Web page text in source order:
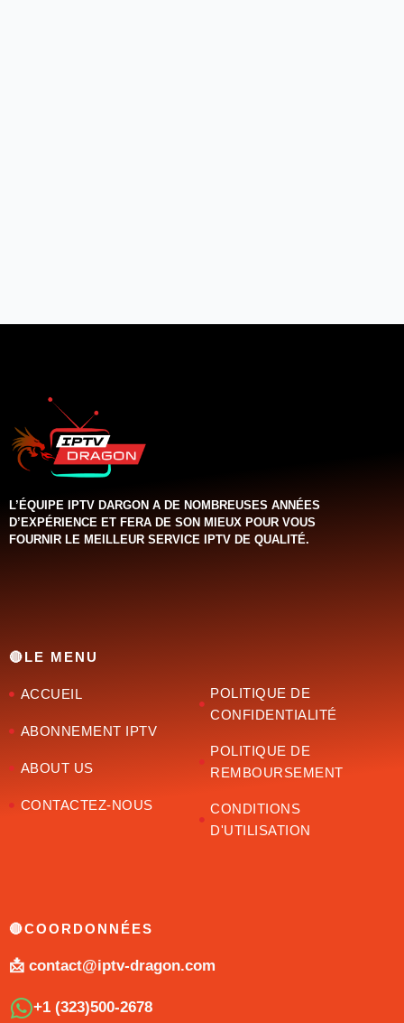
L’ÉQUIPE IPTV DARGON A DE NOMBREUSES ANNÉES
D’EXPÉRIENCE ET FERA DE SON MIEUX POUR VOUS
FOURNIR LE MEILLEUR SERVICE IPTV DE QUALITÉ.‌‌‌‌‌
🔴LE MENU
ACCUEIL
ABONNEMENT IPTV
ABOUT US
CONTACTEZ-NOUS
POLITIQUE DE
CONFIDENTIALITÉ
POLITIQUE DE
REMBOURSEMENT
CONDITIONS
D'UTILISATION
🔴COORDONNÉES
📩 contact@iptv-dragon.com
+1 (323)500-2678